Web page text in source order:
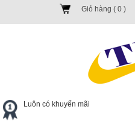
Giỏ hàng ( 0 )
Luôn có khuyến mãi